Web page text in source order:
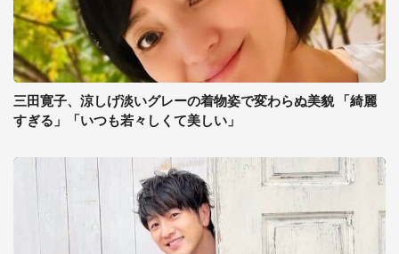
三田寛子、涼しげ淡いグレーの着物姿で変わらぬ美貌 「綺麗
すぎる」「いつも若々しくて美しい」